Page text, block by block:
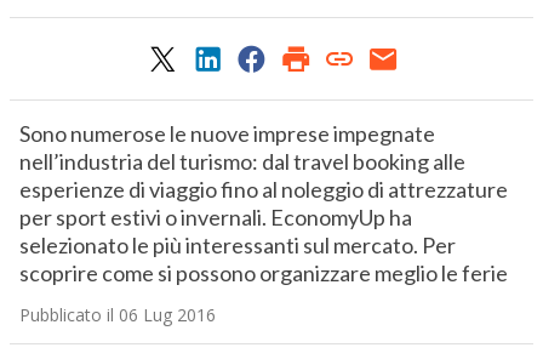
Sono numerose le nuove imprese impegnate
nell’industria del turismo: dal travel booking alle
esperienze di viaggio fino al noleggio di attrezzature
per sport estivi o invernali. EconomyUp ha
selezionato le più interessanti sul mercato. Per
scoprire come si possono organizzare meglio le ferie
Pubblicato il 06 Lug 2016